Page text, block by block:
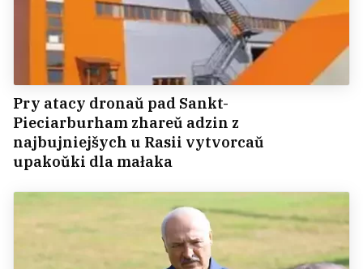
Pry atacy dronaŭ pad Sankt-
Pieciarburham zhareŭ adzin z
najbujniejšych u Rasii vytvorcaŭ
upakoŭki dla małaka